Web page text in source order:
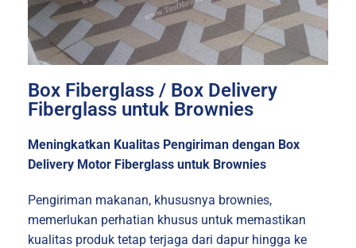
Box Fiberglass / Box Delivery
Fiberglass untuk Brownies
Meningkatkan Kualitas Pengiriman dengan Box
Delivery Motor Fiberglass untuk Brownies
Pengiriman makanan, khususnya brownies,
memerlukan perhatian khusus untuk memastikan
kualitas produk tetap terjaga dari dapur hingga ke